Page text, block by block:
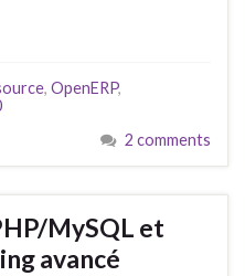
, OpenERP,
2 comments
MySQL et
avancé